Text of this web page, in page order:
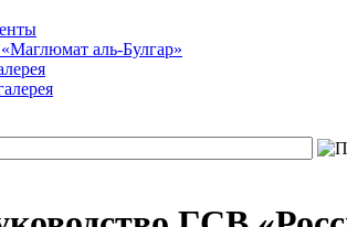
«Маглюмат аль-Булгар»